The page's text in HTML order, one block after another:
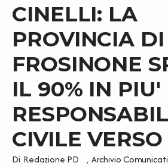
CINELLI: LA
PROVINCIA DI
FROSINONE
IL 90% IN PIU'
CIVILE
Di Redazione PD
, Archivio Comunicati